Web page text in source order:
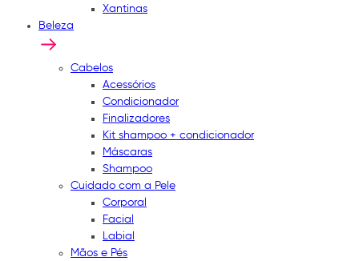
Xantinas
Beleza
Cabelos
Acessórios
Condicionador
Finalizadores
Kit shampoo + condicionador
Máscaras
Shampoo
Cuidado com a Pele
Corporal
Facial
Labial
Mãos e Pés